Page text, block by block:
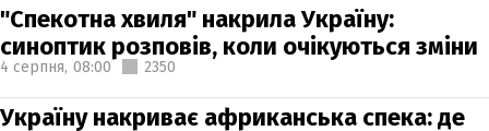
"Спекотна хвиля" накрила Україну:
синоптик розповів, коли очікуються зміни
4 серпня, 08:00 2350
Україну накриває африканська спека: де